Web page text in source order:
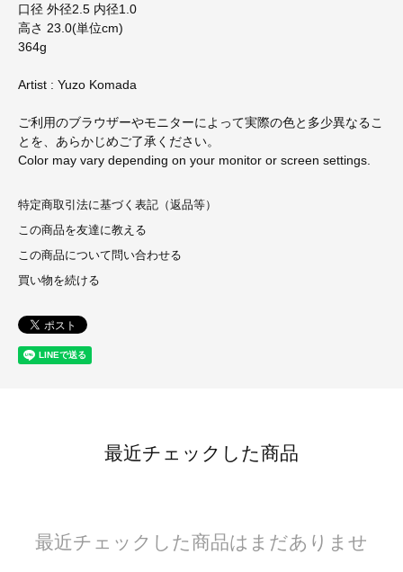
口径 外径2.5 内径1.0
高さ 23.0(単位cm)
364g
Artist : Yuzo Komada
ご利用のブラウザーやモニターによって実際の色と多少異なるこ
とを、あらかじめご了承ください。
Color may vary depending on your monitor or screen settings.
特定商取引法に基づく表記（返品等）
この商品を友達に教える
この商品について問い合わせる
買い物を続ける
最近チェックした商品
最近チェックした商品はまだありませ